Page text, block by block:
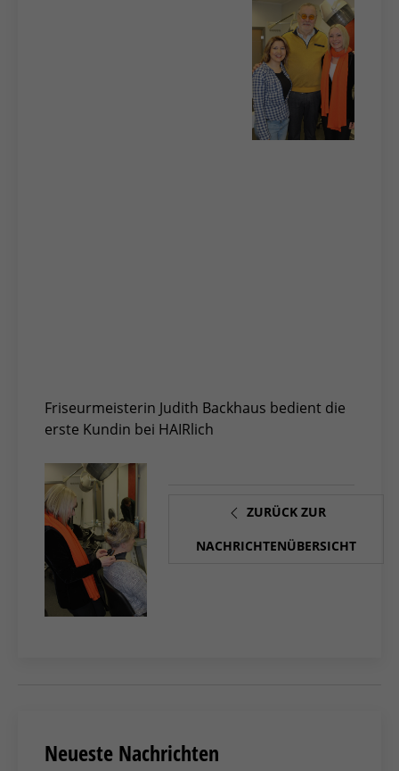
Friseurmeisterin Judith Backhaus bedient die
erste Kundin bei HAIRlich
ZURÜCK ZUR
NACHRICHTENÜBERSICHT
Neueste Nachrichten